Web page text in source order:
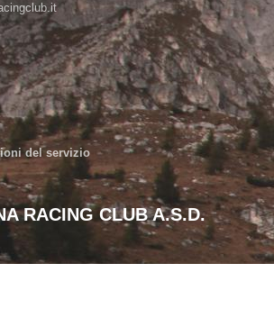
del servizio
RACING CLUB A.S.D.